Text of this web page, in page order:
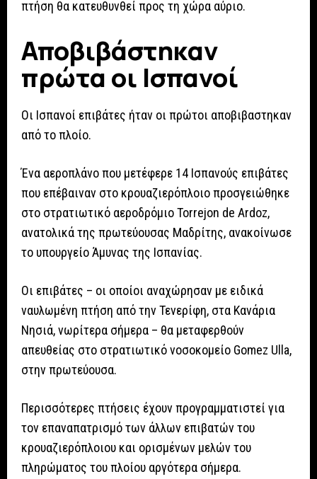
πτήση θα κατευθυνθεί προς τη χώρα αύριο.
Αποβιβάστηκαν
πρώτα οι Ισπανοί
Οι Ισπανοί επιβάτες ήταν οι πρώτοι αποβιβαστηκαν
από το πλοίο.
Ένα αεροπλάνο που μετέφερε 14 Ισπανούς επιβάτες
που επέβαιναν στο κρουαζιερόπλοιο προσγειώθηκε
στο στρατιωτικό αεροδρόμιο Torrejon de Ardoz,
ανατολικά της πρωτεύουσας Μαδρίτης, ανακοίνωσε
το υπουργείο Άμυνας της Ισπανίας.
Οι επιβάτες – οι οποίοι αναχώρησαν με ειδικά
ναυλωμένη πτήση από την Τενερίφη, στα Κανάρια
Νησιά, νωρίτερα σήμερα – θα μεταφερθούν
απευθείας στο στρατιωτικό νοσοκομείο Gomez Ulla,
στην πρωτεύουσα.
Περισσότερες πτήσεις έχουν προγραμματιστεί για
τον επαναπατρισμό των άλλων επιβατών του
κρουαζιερόπλοιου και ορισμένων μελών του
πληρώματος του πλοίου αργότερα σήμερα.